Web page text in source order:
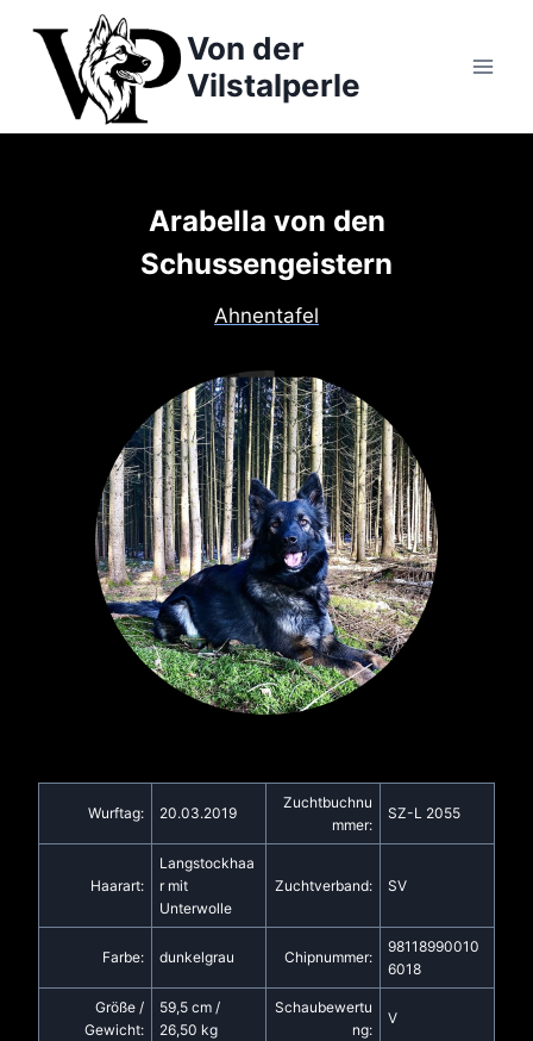
Inhalt
springen
Von der
Vilstalperle
Arabella von den
Schussengeistern
Ahnentafel
Wurftag: 20.03.2019
Zuchtbuchnu
mmer:
SZ-L 2055
Haarart:
Langstockhaa
r mit
Unterwolle
Zuchtverband: SV
Farbe: dunkelgrau Chipnummer:
98118990010
6018
Größe /
Gewicht:
59,5 cm /
26,50 kg
Schaubewertu
ng:
V